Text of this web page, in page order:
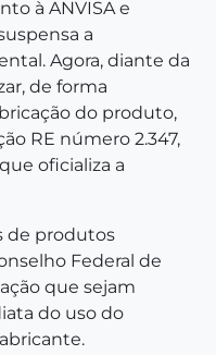
à ANVISA e
a
Agora, diante da
de forma
do produto,
RE número 2.347,
oficializa a
de produtos
Federal de
que sejam
do uso do